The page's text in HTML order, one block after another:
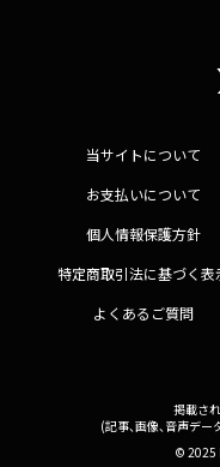
当サイトについて
お支払いについて
個人情報保護方針
特定商取引法に基づく表
よくあるご質問
掲載さ
(記事、画像、音声デ
© 2025